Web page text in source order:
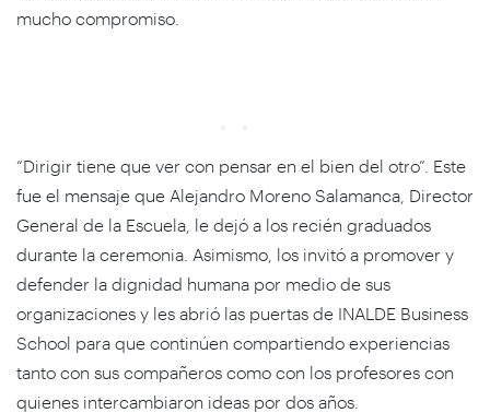
mucho compromiso.
“Dirigir tiene que ver con pensar en el bien del otro”. Este
fue el mensaje que Alejandro Moreno Salamanca, Director
General de la Escuela, le dejó a los recién graduados
durante la ceremonia. Asimismo, los invitó a promover y
defender la dignidad humana por medio de sus
organizaciones y les abrió las puertas de INALDE Business
School para que continúen compartiendo experiencias
tanto con sus compañeros como con los profesores con
quienes intercambiaron ideas por dos años.